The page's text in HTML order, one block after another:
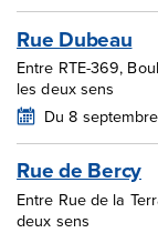
Rue Dubeau
Entre RTE-369,
les deux sens
Du 8
Rue de Bercy
Entre Rue de la
deux sens